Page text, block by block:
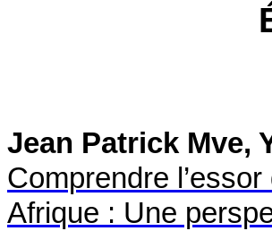
Jean Patrick Mve,
Comprendre
Afrique : Une